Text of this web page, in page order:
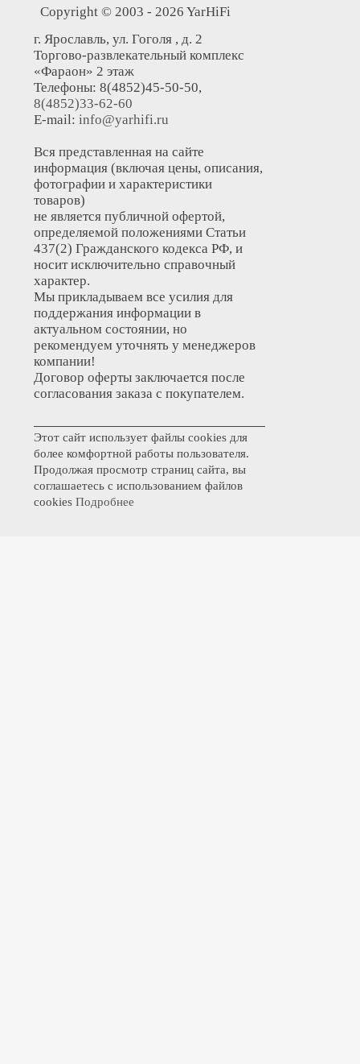
Copyright © 2003 - 2026 YarHiFi
г. Ярославль, ул. Гоголя , д. 2
Торгово-развлекательный комплекс
«Фараон» 2 этаж
Телефоны: 8(4852)45-50-50,
8(4852)33-62-60
E-mail: info@yarhifi.ru
Вся представленная на сайте
информация (включая цены, описания,
фотографии и характеристики
товаров)
не является публичной офертой,
определяемой положениями Статьи
437(2) Гражданского кодекса РФ, и
носит исключительно справочный
характер.
Мы прикладываем все усилия для
поддержания информации в
актуальном состоянии, но
рекомендуем уточнять у менеджеров
компании!
Договор оферты заключается после
согласования заказа с покупателем.
Этот сайт использует файлы cookies для
более комфортной работы пользователя.
Продолжая просмотр страниц сайта, вы
соглашаетесь с использованием файлов
cookies Подробнее